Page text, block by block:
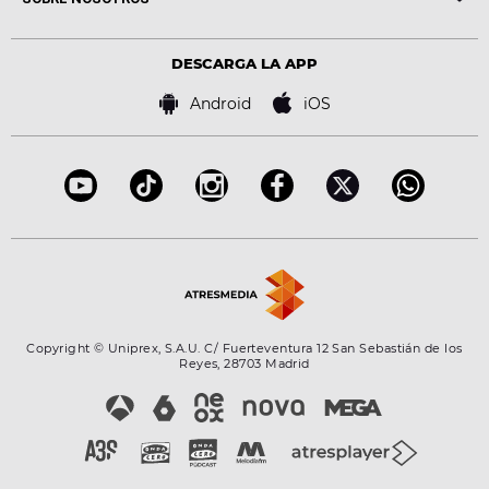
Virales
Bases de concursos
DESCARGA LA APP
Android iOS
Copyright © Uniprex, S.A.U. C/ Fuerteventura 12 San Sebastián de los
Reyes, 28703 Madrid